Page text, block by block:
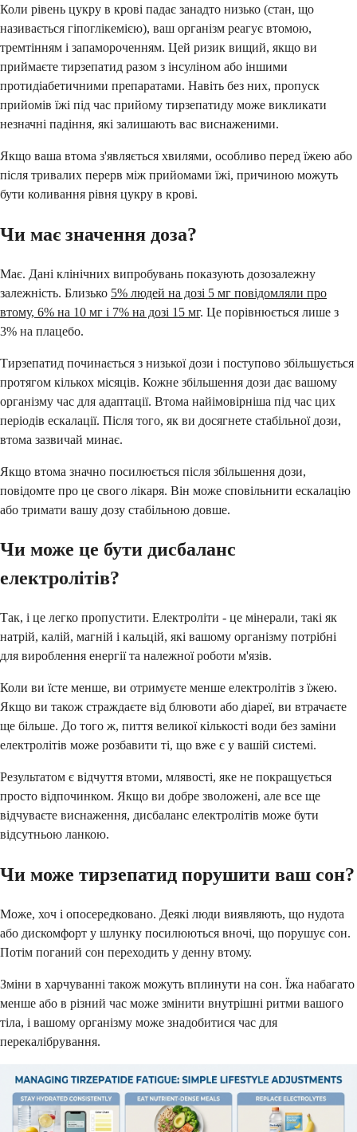
Коли рівень цукру в крові падає занадто низько (стан, що
називається гіпоглікемією), ваш організм реагує втомою,
тремтінням і запамороченням. Цей ризик вищий, якщо ви
приймаєте тирзепатид разом з інсуліном або іншими
протидіабетичними препаратами. Навіть без них, пропуск
прийомів їжі під час прийому тирзепатиду може викликати
незначні падіння, які залишають вас виснаженими.
Якщо ваша втома з'являється хвилями, особливо перед їжею або
після тривалих перерв між прийомами їжі, причиною можуть
бути коливання рівня цукру в крові.
Чи має значення доза?
Має. Дані клінічних випробувань показують дозозалежну
залежність. Близько 5% людей на дозі 5 мг повідомляли про
втому, 6% на 10 мг і 7% на дозі 15 мг. Це порівнюється лише з
3% на плацебо.
Тирзепатид починається з низької дози і поступово збільшується
протягом кількох місяців. Кожне збільшення дози дає вашому
організму час для адаптації. Втома найімовірніша під час цих
періодів ескалації. Після того, як ви досягнете стабільної дози,
втома зазвичай минає.
Якщо втома значно посилюється після збільшення дози,
повідомте про це свого лікаря. Він може сповільнити ескалацію
або тримати вашу дозу стабільною довше.
Чи може це бути дисбаланс
електролітів?
Так, і це легко пропустити. Електроліти - це мінерали, такі як
натрій, калій, магній і кальцій, які вашому організму потрібні
для вироблення енергії та належної роботи м'язів.
Коли ви їсте менше, ви отримуєте менше електролітів з їжею.
Якщо ви також страждаєте від блювоти або діареї, ви втрачаєте
ще більше. До того ж, пиття великої кількості води без заміни
електролітів може розбавити ті, що вже є у вашій системі.
Результатом є відчуття втоми, млявості, яке не покращується
просто відпочинком. Якщо ви добре зволожені, але все ще
відчуваєте виснаження, дисбаланс електролітів може бути
відсутньою ланкою.
Чи може тирзепатид порушити ваш сон?
Може, хоч і опосередковано. Деякі люди виявляють, що нудота
або дискомфорт у шлунку посилюються вночі, що порушує сон.
Потім поганий сон переходить у денну втому.
Зміни в харчуванні також можуть вплинути на сон. Їжа набагато
менше або в різний час може змінити внутрішні ритми вашого
тіла, і вашому організму може знадобитися час для
перекалібрування.